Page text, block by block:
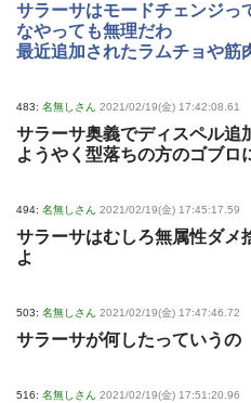
サラーサはモードチェンジっ
なやっても無理だわ
最近追加されたラムチョや筋
483: 名無しさん 2021/02/19(金) 17:42:08.61
サラーサ奥義でディスペル追
ようやく型落ちの方のゴブロ
494: 名無しさん 2021/02/19(金) 17:45:17.59
サラーサはむしろ無属性ダメ
よ
503: 名無しさん 2021/02/19(金) 17:47:46.72
サラーサが何したっていうの
516: 名無しさん 2021/02/19(金) 17:51:20.96